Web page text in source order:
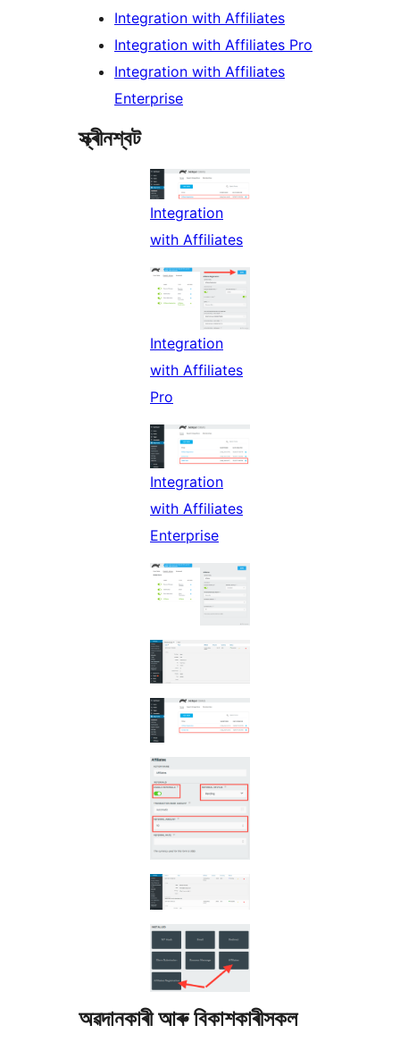
Integration with Affiliates
Integration with Affiliates Pro
Integration with Affiliates
Enterprise
স্ক্ৰীনশ্বট
Integration
with Affiliates
Integration
with Affiliates
Pro
Integration
with Affiliates
Enterprise
অৱদানকাৰী আৰু বিকাশকাৰীসকল